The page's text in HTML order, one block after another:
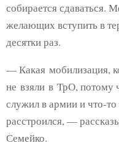
собирается сдаваться.
желающих вступить в
десятки раз.
— Какая мобилизация,
не взяли в ТрО, потому
служил в армии и что-
расстроился, —
Семейко.